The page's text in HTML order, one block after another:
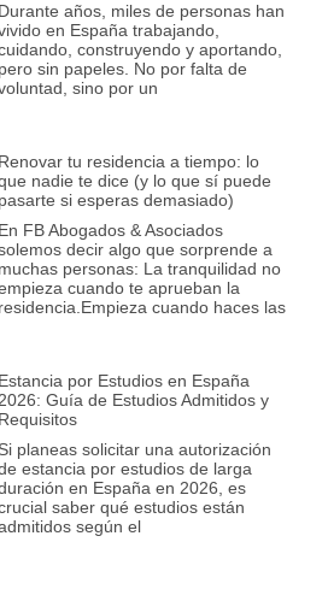
Durante años, miles de personas han
en España trabajando,
construyendo y aportando,
pero sin papeles. No por falta de
sino por un
Renovar tu residencia a tiempo: lo
nadie te dice (y lo que sí puede
pasarte si esperas demasiado)
En FB Abogados & Asociados
decir algo que sorprende a
muchas personas: La tranquilidad no
cuando te aprueban la
residencia.Empieza cuando haces las
Estancia por Estudios en España
2026: Guía de Estudios Admitidos y
Requisitos
Si planeas solicitar una autorización
estancia por estudios de larga
en España en 2026, es
saber qué estudios están
según el